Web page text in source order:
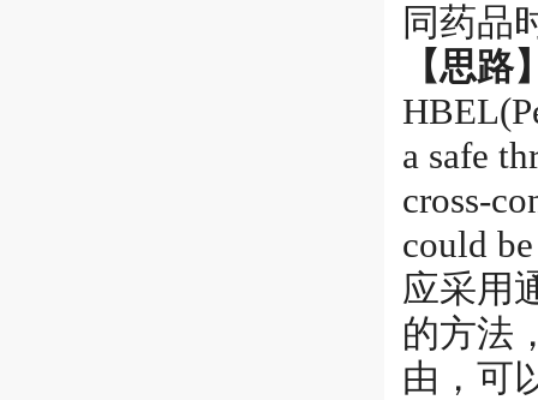
同药品
【思路
a safe
cross-
could
应采用
的方法
由，可